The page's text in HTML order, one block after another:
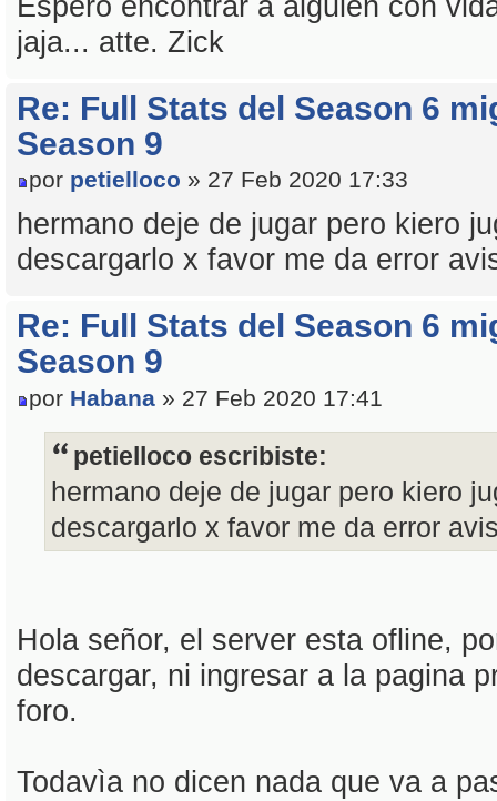
jaja... atte. Zick
Re: Full Stats del Season 6
Season 9
por petielloco » 27 Feb 2020 17:33
hermano deje de jugar pero kiero
descargarlo x favor me da error
Re: Full Stats del Season 6
Season 9
por Habana » 27 Feb 2020 17:41
petielloco escribiste:
hermano deje de jugar pero kiero
descargarlo x favor me da error
Hola señor, el server esta ofline,
descargar, ni ingresar a la pagina
foro.
Todavìa no dicen nada que va a